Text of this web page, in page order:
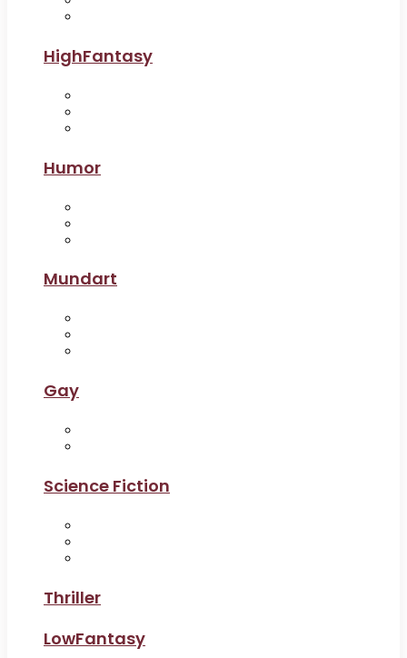
HighFantasy
Humor
Mundart
Gay
Science Fiction
Thriller
LowFantasy